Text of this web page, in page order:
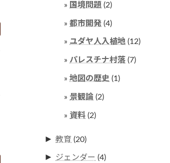
国境問題 (2)
都市開発 (4)
ユダヤ人入植地 (12)
パレスチナ村落 (7)
地図の歴史 (1)
景観論 (2)
資料 (2)
► 教育 (20)
► ジェンダー (4)